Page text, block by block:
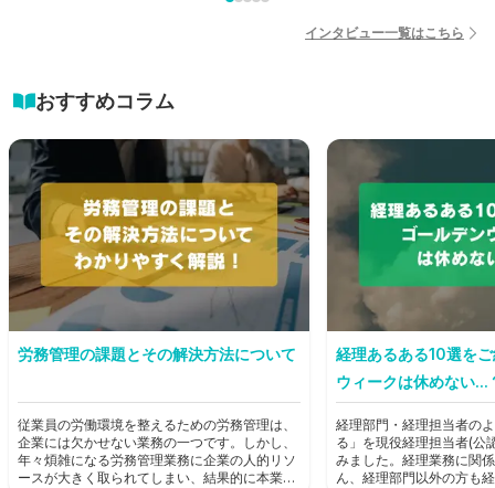
インタビュー一覧はこちら
おすすめコラム
労務管理の課題とその解決方法について
従業員の労働環境を整えるための労務管理は、
企業には欠かせない業務の一つです。しかし、
年々煩雑になる労務管理業務に企業の人的リソ
ースが大きく取られてしまい、結果的に本業に
経理あるある10選を
ウィークは休めない...
経理部門・経理担当者の
る」を現役経理担当者(公
みました。経理業務に関
ん、経理部門以外の方も